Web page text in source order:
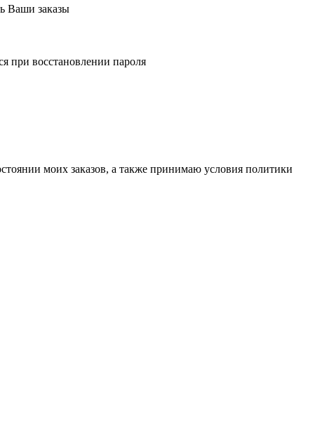
Ваши заказы
при восстановлении пароля
моих заказов, а также принимаю условия политики